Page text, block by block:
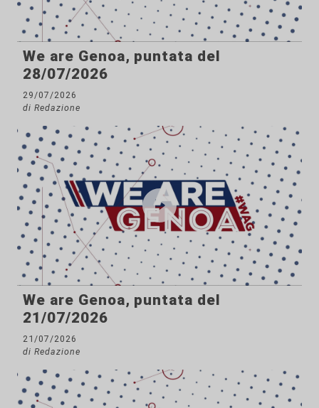
We are Genoa, puntata del
28/07/2026
29/07/2026
di Redazione
We are Genoa, puntata del
21/07/2026
21/07/2026
di Redazione